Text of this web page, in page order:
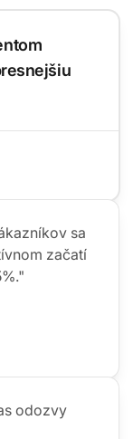
sa
začatí
odozvy